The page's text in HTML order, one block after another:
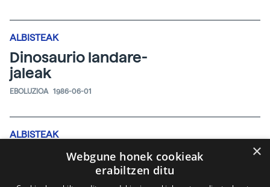
ALBISTEAK
Dinosaurio landare-
jaleak
EBOLUZIOA 1986-06-01
ALBISTEAK
Jirafa eta zuhaitz-
×
Webgune honek cookieak
erabiltzen ditu